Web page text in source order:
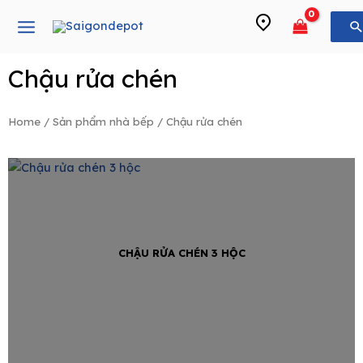
Chậu rửa chén
Home / Sản phẩm nhà bếp / Chậu rửa chén
CHẬU RỬA CHÉN 3 HỘC